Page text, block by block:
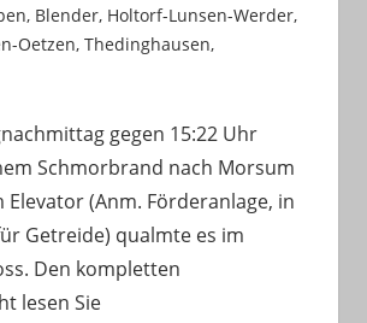
, Blender, Holtorf-Lunsen-Werder,
Oetzen, Thedinghausen,
gegen 15:22 Uhr
Schmorbrand nach Morsum
(Anm. Förderanlage, in
Getreide) qualmte es im
Den kompletten
lesen Sie